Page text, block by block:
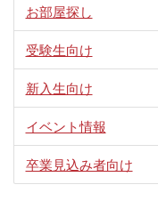
お部屋探し
受験生向け
新入生向け
イベント情報
卒業見込み者向け